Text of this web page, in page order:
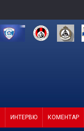
ИНТЕРВЮ КОМЕНТАР